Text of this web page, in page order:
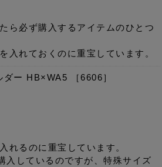
ら必ず購入するアイテムのひとつ
入れておくのに重宝しています。
ダー HB×WA5 ［6606］
れるのに重宝しています。
入しているのですが、特殊サイズ